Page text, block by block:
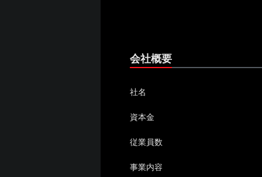
会社概要
社名
資本金
従業員数
事業内容